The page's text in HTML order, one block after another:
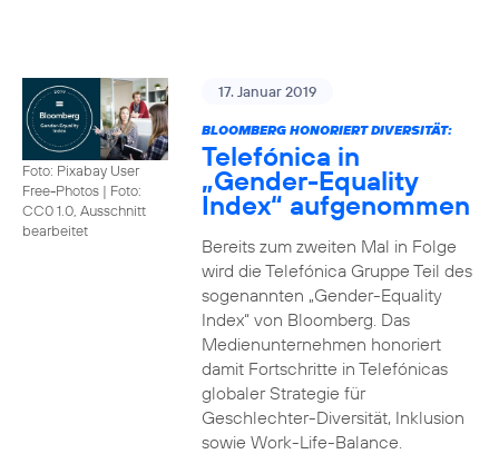
Foto: Pixabay User
Free-Photos | Foto:
CC0 1.0, Ausschnitt
bearbeitet
17. Januar 2019
BLOOMBERG HONORIERT DIVERSITÄT:
Telefónica in
„Gender-Equality
Index“ aufgenommen
Bereits zum zweiten Mal in Folge
wird die Telefónica Gruppe Teil des
sogenannten „Gender-Equality
Index“ von Bloomberg. Das
Medienunternehmen honoriert
damit Fortschritte in Telefónicas
globaler Strategie für
Geschlechter-Diversität, Inklusion
sowie Work-Life-Balance.